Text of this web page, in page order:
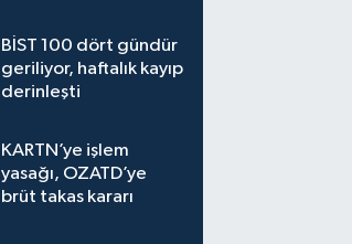
BİST 100 dört gündür
geriliyor, haftalık kayıp
derinleşti
KARTN’ye işlem
yasağı, OZATD’ye
brüt takas kararı